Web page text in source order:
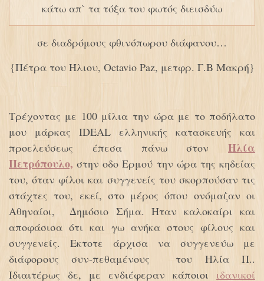
κάτω απ` τα τόξα του φωτός διεισδύω
σε διαδρόμους φθινόπωρου διάφανου…
{Πέτρα του Ήλιου, Octavio Paz, μετφρ. Γ.Β Μακρή}
Τρέχοντας με 100 μίλια την ώρα με το ποδήλατο
μου μάρκας IDEAL ελληνικής κατασκευής και
προελεύσεως έπεσα πάνω στονΗλία
Πετρόπουλο, στην οδο Ερμού την ώρα της κηδείας
του, όταν φίλοι και συγγενείς του σκορπούσαν τις
στάχτες του, εκεί, στο μέρος όπου ονόμαζαν οι
Αθηναίοι, Δημόσιο Σήμα. Ηταν καλοκαίρι και
αποφάσισα ότι και γω ανήκα στους φίλους και
συγγενείς. Εκτοτε άρχισα να συγγενεύω με
διάφορους συν-πεθαμένους του Ηλία Π..
Ιδιαιτέρως δε, με ενδιέφεραν κάποιοι ιδανικοί